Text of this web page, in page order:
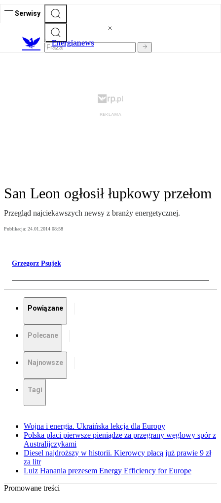
Serwisy
Energianews
San Leon ogłosił łupkowy przełom
Przegląd najciekawszych newsy z branży energetycznej.
Publikacja: 24.01.2014 08:58
Grzegorz Psujek
Powiązane
Polecane
Najnowsze
Tagi
Wojna i energia. Ukraińska lekcja dla Europy
Polska płaci pierwsze pieniądze za przegrany węglowy spór z
Australijczykami
Diesel najdroższy w historii. Kierowcy płacą już prawie 9 zł
za litr
Luiz Hanania prezesem Energy Efficiency for Europe
Promowane treści